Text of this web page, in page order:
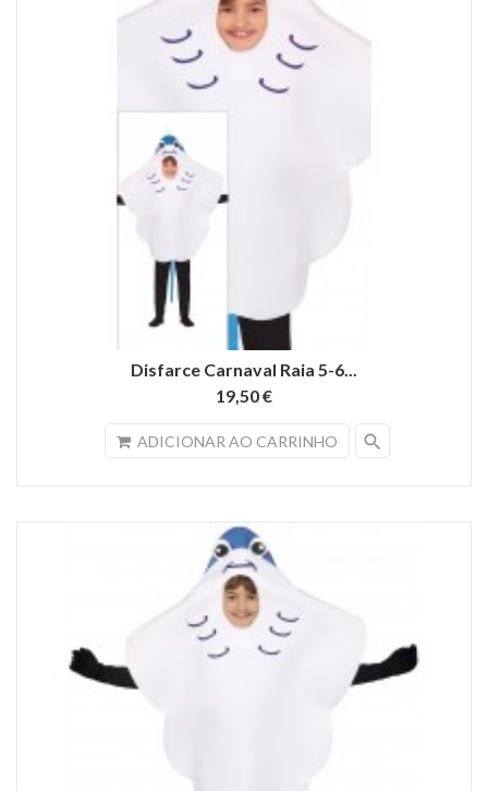
Disfarce Carnaval Raia 5-6...
19,50 €
ADICIONAR AO CARRINHO search